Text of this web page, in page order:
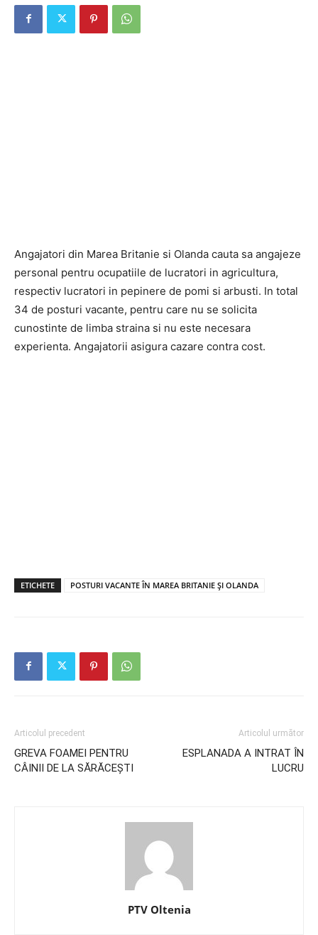
Angajatori din Marea Britanie si Olanda cauta sa angajeze
personal pentru ocupatiile de lucratori in agricultura,
respectiv lucratori in pepinere de pomi si arbusti. In total
34 de posturi vacante, pentru care nu se solicita
cunostinte de limba straina si nu este necesara
experienta. Angajatorii asigura cazare contra cost.
ETICHETE POSTURI VACANTE ÎN MAREA BRITANIE ȘI OLANDA
Articolul precedent
GREVA FOAMEI PENTRU
CÂINII DE LA SĂRĂCEȘTI
Articolul următor
ESPLANADA A INTRAT ÎN
LUCRU
PTV Oltenia